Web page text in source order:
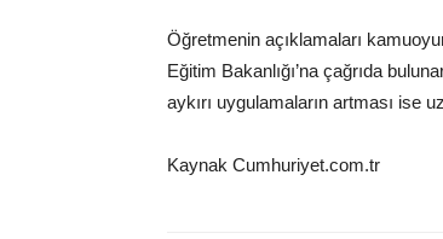
Öğretmenin açıklamaları
Eğitim Bakanlığı’na çağrıda
aykırı uygulamaların artması ise
Kaynak Cumhuriyet.com.tr